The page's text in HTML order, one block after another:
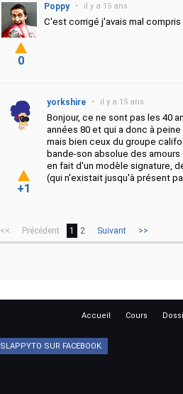
Poppy • il y a 15 ans
C'est corrigé j'avais mal compris
0
yorkshire • il y a 15 ans
Bonjour, ce ne sont pas les 40
années 80 et qui a donc à
mais bien ceux du groupe
bande-son absolue des
en fait d'un modèle signature,
(qui n'existait jusqu'à présent
+1
<< Précédent 1 2 Suivant >>
Accueil Cours
SLAPPYTO SUR FACEBOOK